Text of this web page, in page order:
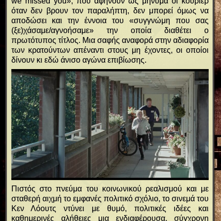
όταν δεν βρουν τον παραλήπτη, δεν μπορεί όμως να
αποδώσει και την έννοια του «συγγνώμη που σας
(ξε)χάσαμε/αγνοήσαμε» την οποία διαθέτει ο
πρωτότυπος τίτλος. Μια σαφής αναφορά στην αδιαφορία
των κρατούντων απέναντι στους μη έχοντες, οι οποίοι
δίνουν κι εδώ άνισο αγώνα επιβίωσης.
Πιστός στο πνεύμα του κοινωνικού ρεαλισμού και με
σταθερή αιχμή το εμφανές πολιτικό σχόλιο, το σινεμά του
Κεν Λόουτς ντύνει με θυμό, πολιτικές ιδέες και
καθημερινές αλήθειες μια ενδιαφέρουσα, σύγχρονη